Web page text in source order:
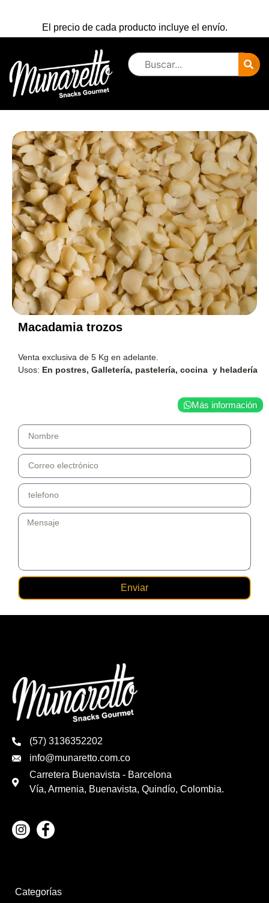
El precio de cada producto incluye el envío.
Macadamia trozos
Venta exclusiva de 5 Kg en adelante.
Usos: En postres, Galletería, pastelería, cocina y heladería
Más información
Enviar
(57) 3136352202
info@munaretto.com.co
Carretera Buenavista - Barcelona
Vía, Armenia, Buenavista, Quindío, Colombia.
Categorías